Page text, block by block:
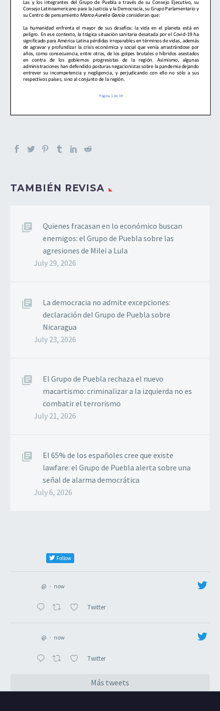
TAMBIÉN REVISA
Quienes fracasan en lo económico buscan
enemigos: el Grupo de Puebla sobre las
agresiones de Milei a Lula
July 29, 2026
La democracia no admite excepciones:
declaración del Grupo de Puebla sobre
Nicaragua
July 23, 2026
El Grupo de Puebla rechaza el nuevo
macartismo: criminalizar a la izquierda no es
combatir el terrorismo
July 21, 2026
El 65% de los españoles cree que existe
lawfare: el Grupo de Puebla alerta sobre una
señal de alarma democrática
July 6, 2026
Follow
@ · now
Twitter
@ · now
Twitter
Más tweets